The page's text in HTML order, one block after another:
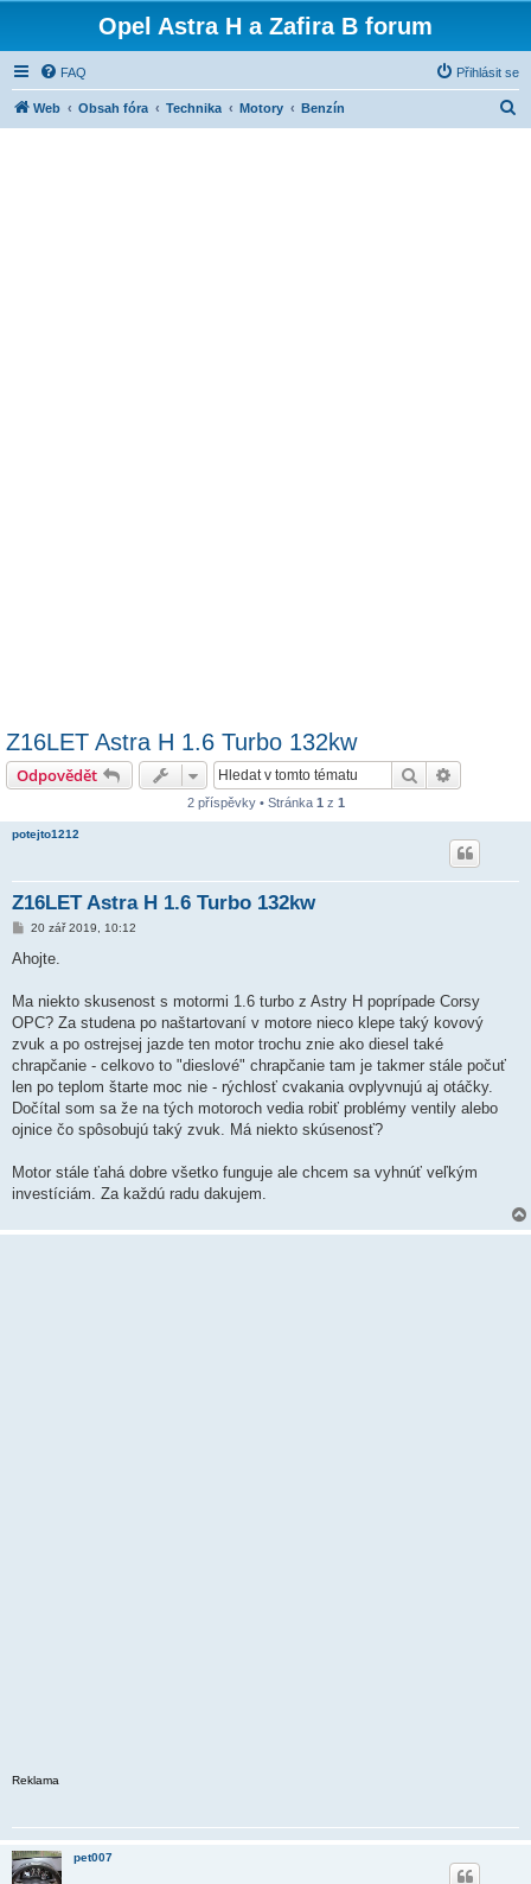
Opel Astra H a Zafira B forum
FAQ Přihlásit se
Web Obsah fóra Technika Motory Benzín
Z16LET Astra H 1.6 Turbo 132kw
Odpovědět Hledat
2 příspěvky • Stránka 1 z 1
potejto1212
Z16LET Astra H 1.6 Turbo 132kw
P
í
ě
e
k
20 zář 2019, 10:12
Ahojte.
Ma niekto skusenost s motormi 1.6 turbo z Astry H poprípade Corsy
OPC? Za studena po naštartovaní v motore nieco klepe taký kovový
zvuk a po ostrejsej jazde ten motor trochu znie ako diesel také
chrapčanie - celkovo to "dieslové" chrapčanie tam je takmer stále počuť
len po teplom štarte moc nie - rýchlosť cvakania ovplyvnujú aj otáčky.
Dočítal som sa že na tých motoroch vedia robiť problémy ventily alebo
ojnice čo spôsobujú taký zvuk. Má niekto skúsenosť?
Motor stále ťahá dobre všetko funguje ale chcem sa vyhnúť veľkým
investíciám. Za každú radu dakujem.
Reklama
pet007